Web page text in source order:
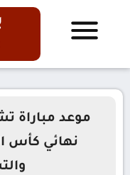
موعد مباراة
نهائي كأس